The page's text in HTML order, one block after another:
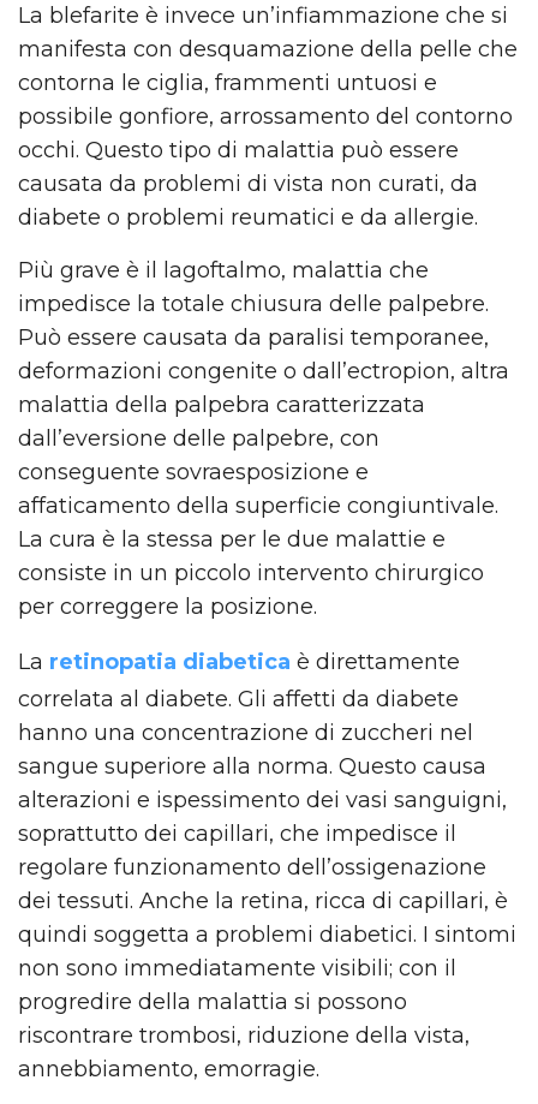
La blefarite è invece un’infiammazione che si
manifesta con desquamazione della pelle che
contorna le ciglia, frammenti untuosi e
possibile gonfiore, arrossamento del contorno
occhi. Questo tipo di malattia può essere
causata da problemi di vista non curati, da
diabete o problemi reumatici e da allergie.
Più grave è il lagoftalmo, malattia che
impedisce la totale chiusura delle palpebre.
Può essere causata da paralisi temporanee,
deformazioni congenite o dall’ectropion, altra
malattia della palpebra caratterizzata
dall’eversione delle palpebre, con
conseguente sovraesposizione e
affaticamento della superficie congiuntivale.
La cura è la stessa per le due malattie e
consiste in un piccolo intervento chirurgico
per correggere la posizione.
La retinopatia diabetica è direttamente
correlata al diabete. Gli affetti da diabete
hanno una concentrazione di zuccheri nel
sangue superiore alla norma. Questo causa
alterazioni e ispessimento dei vasi sanguigni,
soprattutto dei capillari, che impedisce il
regolare funzionamento dell’ossigenazione
dei tessuti. Anche la retina, ricca di capillari, è
quindi soggetta a problemi diabetici. I sintomi
non sono immediatamente visibili; con il
progredire della malattia si possono
riscontrare trombosi, riduzione della vista,
annebbiamento, emorragie.